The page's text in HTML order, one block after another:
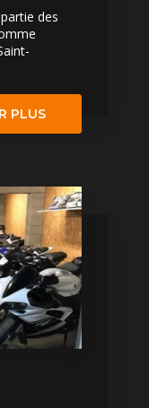
des
PLUS